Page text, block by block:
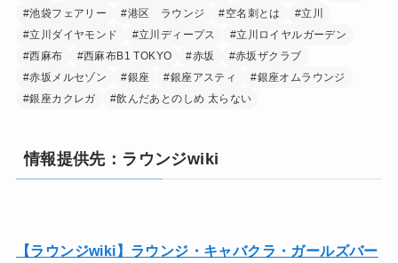
#池袋フェアリー
#港区 ラウンジ #空名刺とは
#立川
#立川ダイヤモンド
#立川ディープス
#立川ロイヤルガーデン
#西麻布
#西麻布B1 TOKYO #赤坂
#赤坂ザクラブ
#赤坂メルセゾン
#銀座 #銀座アスティ
#銀座オムラウンジ
#銀座カクレガ
#飲んだあとのしめ 太らない
情報提供先：ラウンジwiki
【ラウンジwiki】ラウンジ・キャバクラ・ガールズバー